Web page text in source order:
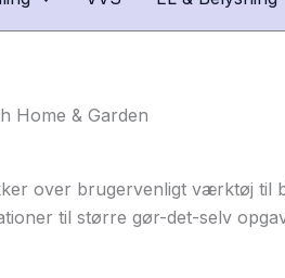
Home & Garden
over brugervenligt værktøj til
til større gør-det-selv